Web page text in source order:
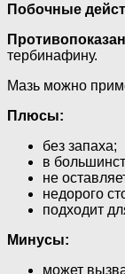
Побочные
тербинафину.
Мазь можно
Плюсы:
без запаха;
в
не
недорого
подходит
Минусы:
может